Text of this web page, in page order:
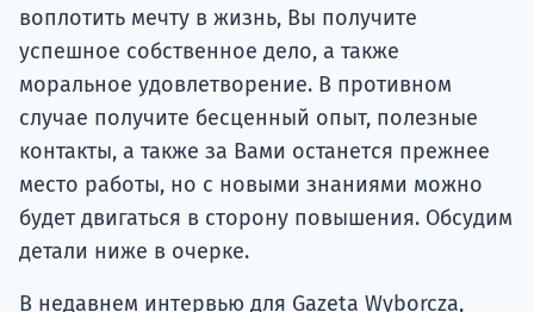
воплотить мечту в жизнь, Вы получите
успешное собственное дело, а также
моральное удовлетворение. В противном
случае получите бесценный опыт, полезные
контакты, а также за Вами останется прежнее
место работы, но с новыми знаниями можно
будет двигаться в сторону повышения. Обсудим
детали ниже в очерке.
В недавнем интервью для Gazeta Wyborcza,